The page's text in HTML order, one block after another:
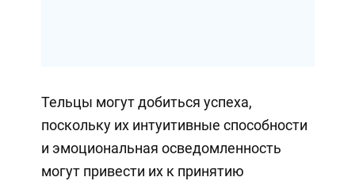
Тельцы могут добиться успеха,
поскольку их интуитивные способности
и эмоциональная осведомленность
могут привести их к принятию